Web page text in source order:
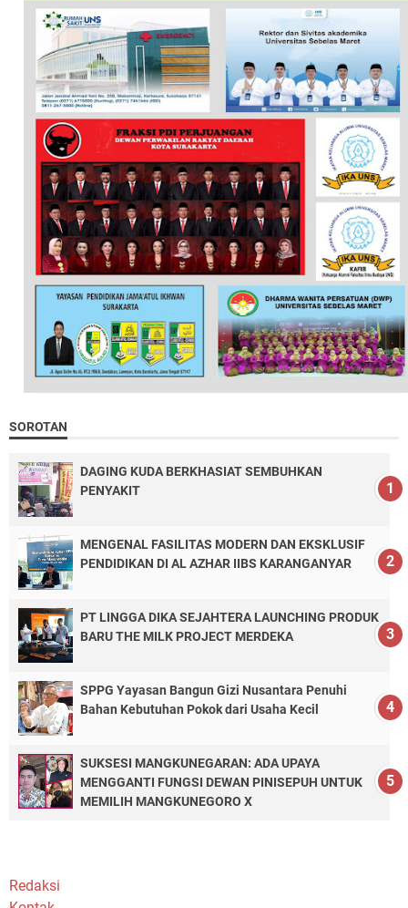
SOROTAN
DAGING KUDA BERKHASIAT SEMBUHKAN
PENYAKIT
MENGENAL FASILITAS MODERN DAN EKSKLUSIF
PENDIDIKAN DI AL AZHAR IIBS KARANGANYAR
PT LINGGA DIKA SEJAHTERA LAUNCHING PRODUK
BARU THE MILK PROJECT MERDEKA
SPPG Yayasan Bangun Gizi Nusantara Penuhi
Bahan Kebutuhan Pokok dari Usaha Kecil
SUKSESI MANGKUNEGARAN: ADA UPAYA
MENGGANTI FUNGSI DEWAN PINISEPUH UNTUK
MEMILIH MANGKUNEGORO X
Redaksi